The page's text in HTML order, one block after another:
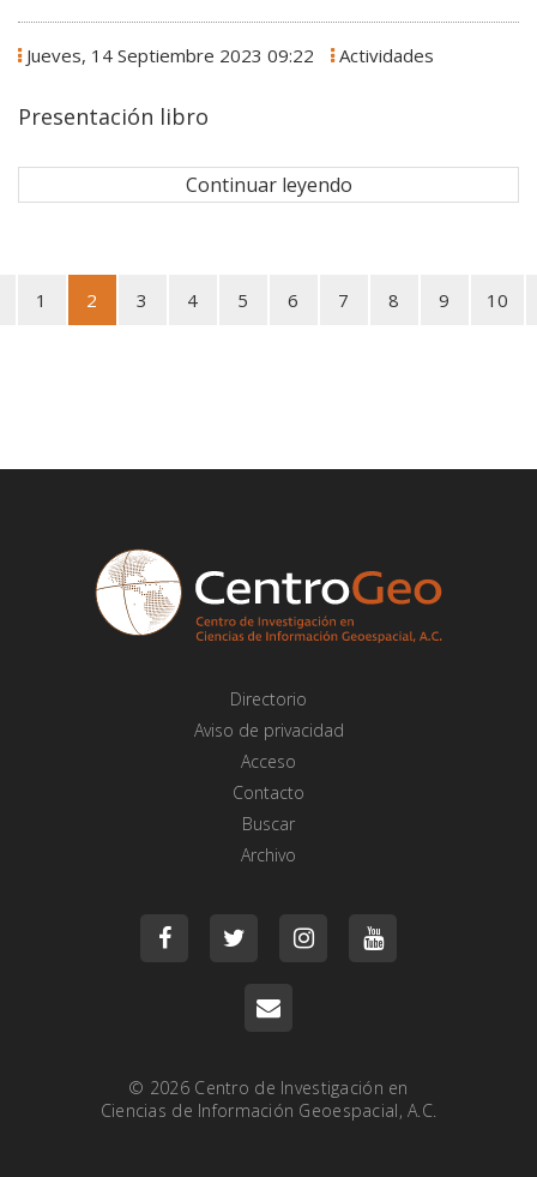
Jueves, 14 Septiembre 2023 09:22 Actividades
Presentación libro
Continuar leyendo
1 2 3 4 5 6 7 8 9 10
Directorio
Aviso de privacidad
Acceso
Contacto
Buscar
Archivo
© 2026 Centro de Investigación en
Ciencias de Información Geoespacial, A.C.